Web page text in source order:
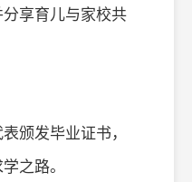
享育儿与家校共
颁发毕业证书，
之路。